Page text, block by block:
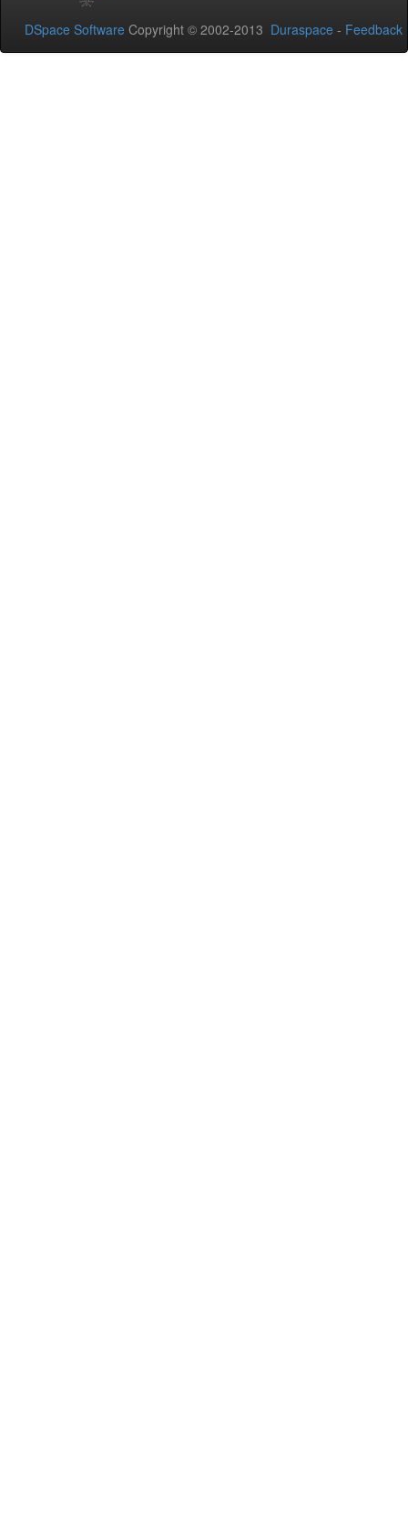
DSpace Software Copyright © 2002-2013 Duraspace - Feedback